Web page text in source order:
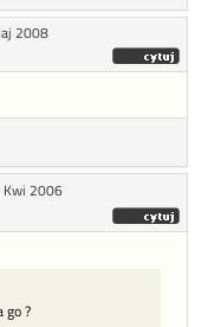
2008
Kwi 2006
go ?